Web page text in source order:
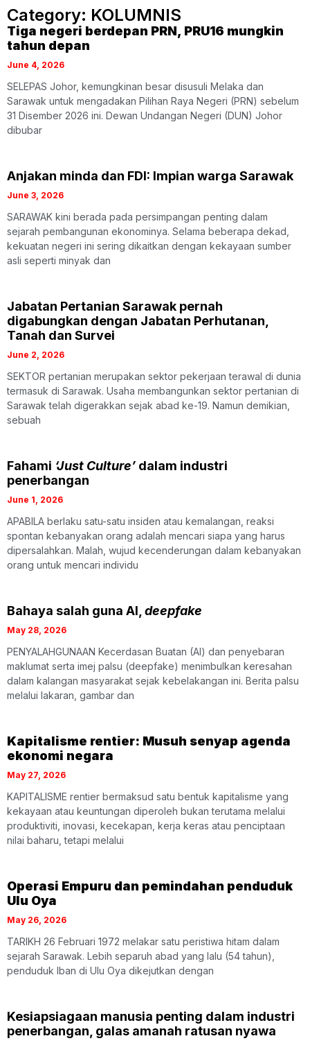
Category: KOLUMNIS
Tiga negeri berdepan PRN, PRU16 mungkin
tahun depan
June 4, 2026
SELEPAS Johor, kemungkinan besar disusuli Melaka dan
Sarawak untuk mengadakan Pilihan Raya Negeri (PRN) sebelum
31 Disember 2026 ini. Dewan Undangan Negeri (DUN) Johor
dibubar
Anjakan minda dan FDI: Impian warga Sarawak
June 3, 2026
SARAWAK kini berada pada persimpangan penting dalam
sejarah pembangunan ekonominya. Selama beberapa dekad,
kekuatan negeri ini sering dikaitkan dengan kekayaan sumber
asli seperti minyak dan
Jabatan Pertanian Sarawak pernah
digabungkan dengan Jabatan Perhutanan,
Tanah dan Survei
June 2, 2026
SEKTOR pertanian merupakan sektor pekerjaan terawal di dunia
termasuk di Sarawak. Usaha membangunkan sektor pertanian di
Sarawak telah digerakkan sejak abad ke-19. Namun demikian,
sebuah
Fahami ‘Just Culture’ dalam industri
penerbangan
June 1, 2026
APABILA berlaku satu-satu insiden atau kemalangan, reaksi
spontan kebanyakan orang adalah mencari siapa yang harus
dipersalahkan. Malah, wujud kecenderungan dalam kebanyakan
orang untuk mencari individu
Bahaya salah guna AI, deepfake
May 28, 2026
PENYALAHGUNAAN Kecerdasan Buatan (AI) dan penyebaran
maklumat serta imej palsu (deepfake) menimbulkan keresahan
dalam kalangan masyarakat sejak kebelakangan ini. Berita palsu
melalui lakaran, gambar dan
Kapitalisme rentier: Musuh senyap agenda
ekonomi negara
May 27, 2026
KAPITALISME rentier bermaksud satu bentuk kapitalisme yang
kekayaan atau keuntungan diperoleh bukan terutama melalui
produktiviti, inovasi, kecekapan, kerja keras atau penciptaan
nilai baharu, tetapi melalui
Operasi Empuru dan pemindahan penduduk
Ulu Oya
May 26, 2026
TARIKH 26 Februari 1972 melakar satu peristiwa hitam dalam
sejarah Sarawak. Lebih separuh abad yang lalu (54 tahun),
penduduk Iban di Ulu Oya dikejutkan dengan
Kesiapsiagaan manusia penting dalam industri
penerbangan, galas amanah ratusan nyawa